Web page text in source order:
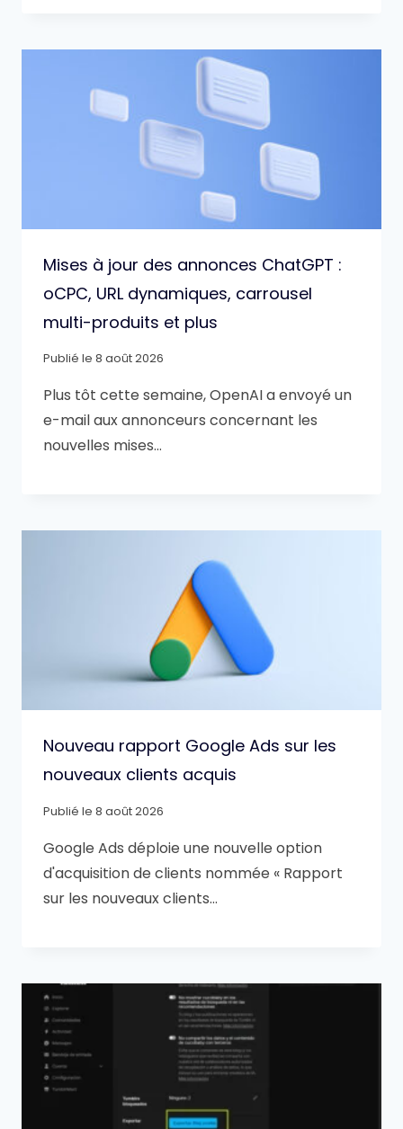
Mises à jour des annonces ChatGPT :
oCPC, URL dynamiques, carrousel
multi-produits et plus
Publié le 8 août 2026
Plus tôt cette semaine, OpenAI a envoyé un
e-mail aux annonceurs concernant les
nouvelles mises…
Nouveau rapport Google Ads sur les
nouveaux clients acquis
Publié le 8 août 2026
Google Ads déploie une nouvelle option
d'acquisition de clients nommée « Rapport
sur les nouveaux clients…